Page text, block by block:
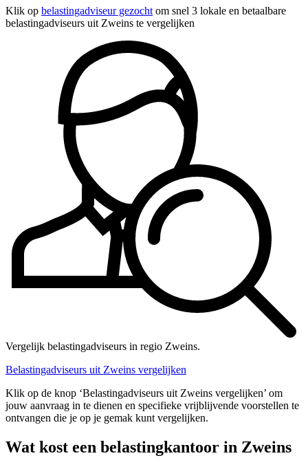
Klik op belastingadviseur gezocht om snel 3 lokale en betaalbare
belastingadviseurs uit Zweins te vergelijken
Vergelijk belastingadviseurs in regio Zweins.
Belastingadviseurs uit Zweins vergelijken
Klik op de knop ‘Belastingadviseurs uit Zweins vergelijken’ om
jouw aanvraag in te dienen en specifieke vrijblijvende voorstellen te
ontvangen die je op je gemak kunt vergelijken.
Wat kost een belastingkantoor in Zweins